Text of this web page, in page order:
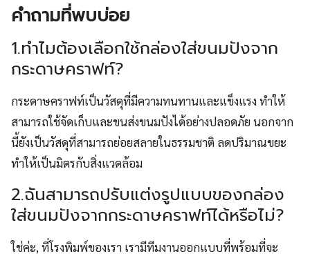
คำถามที่พบบ่อย
1.ทำไมต้องเลือกใช้กล่องใส่ขนมปังจาก
กระดาษคราฟท์?
กระดาษคราฟท์เป็นวัสดุที่มีความทนทานและแข็งแรง ทำให้
สามารถใช้จัดเก็บและขนส่งขนมปังได้อย่างปลอดภัย นอกจาก
นี้ยังเป็นวัสดุที่สามารถย่อยสลายในธรรมชาติ ลดปริมาณขยะ
ทำให้เป็นมิตรกับสิ่งแวดล้อม
2.ฉันสามารถปรับแต่งรูปแบบของกล่อง
ใส่ขนมปังจากกระดาษคราฟท์ได้หรือไม่?
ใช่ค่ะ, ที่โรงพิมพ์ของเรา เรามีทีมงานออกแบบที่พร้อมที่จะ